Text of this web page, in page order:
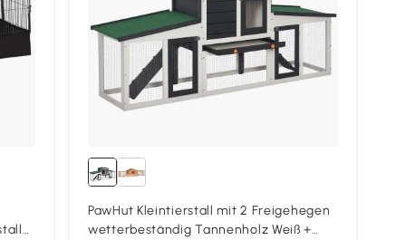
PawHut Kleintierstall mit 2 Freigehegen
wetterbeständig Tannenholz Weiß +